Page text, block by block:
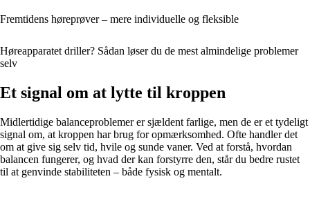
Fremtidens høreprøver – mere individuelle og fleksible
Høreapparatet driller? Sådan løser du de mest almindelige problemer
selv
Et signal om at lytte til kroppen
Midlertidige balanceproblemer er sjældent farlige, men de er et tydeligt
signal om, at kroppen har brug for opmærksomhed. Ofte handler det
om at give sig selv tid, hvile og sunde vaner. Ved at forstå, hvordan
balancen fungerer, og hvad der kan forstyrre den, står du bedre rustet
til at genvinde stabiliteten – både fysisk og mentalt.